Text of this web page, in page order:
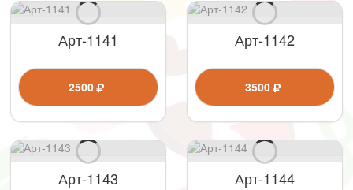
Арт-1141
2500
Арт-1142
3500
Арт-1143 Арт-1144